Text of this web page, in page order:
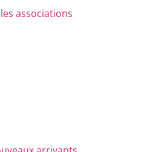
associations